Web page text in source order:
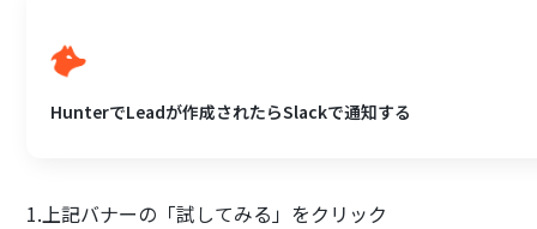
HunterでLeadが作成されたらSlackで通知する
1.上記バナーの「試してみる」をクリック